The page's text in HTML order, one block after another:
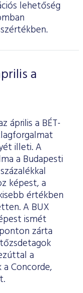
lehetőség
a
április a BÉT-
illeti. A
a Budapesti
képest, a
értékben
A BUX
ismét
zárta
a
Concorde,